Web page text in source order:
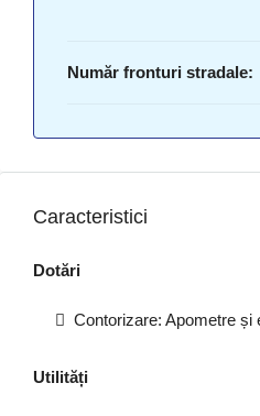
Număr fronturi stradale:
Caracteristici
Dotări
Contorizare: Apometre și
Utilități